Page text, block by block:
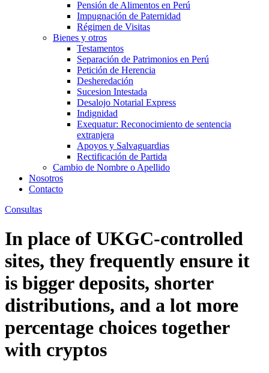
Pensión de Alimentos en Perú
Impugnación de Paternidad
Régimen de Visitas
Bienes y otros
Testamentos
Separación de Patrimonios en Perú
Petición de Herencia
Desheredación
Sucesion Intestada
Desalojo Notarial Express
Indignidad
Exequatur: Reconocimiento de sentencia
extranjera
Apoyos y Salvaguardias
Rectificación de Partida
Cambio de Nombre o Apellido
Nosotros
Contacto
Consultas
In place of UKGC-controlled
sites, they frequently ensure it
is bigger deposits, shorter
distributions, and a lot more
percentage choices together
with cryptos